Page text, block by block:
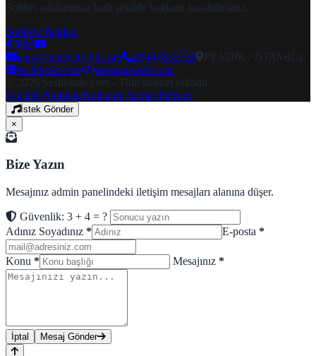
Sohbet odalarımıza hızlı şekilde bağlantı kurabilirsiniz.
Sohbete Bağlan
info@speakymobil.com 05447636728
PENDİK / İSTANBUL
seslibizde.com
speakymobil.com
© 2026 Seslibizde.com - Tüm hakları saklıdır.
Gizlilik PolitikasıKullanım Şartlarıİletişim
İstek Gönder
×
Bize Yazın
Mesajınız admin panelindeki iletişim mesajları alanına düşer.
Güvenlik: 3 + 4 = ?
Adınız Soyadınız * E-posta *
Konu * Mesajınız *
İptal Mesaj Gönder